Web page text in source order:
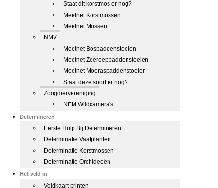
Staat dit korstmos er nog?
Meetnet Korstmossen
Meetnet Mossen
NMV
Meetnet Bospaddenstoelen
Meetnet Zeereeppaddenstoelen
Meetnet Moeraspaddenstoelen
Staat deze soort er nog?
Zoogdiervereniging
NEM Wildcamera's
Determineren
Eerste Hulp Bij Determineren
Determinatie Vaatplanten
Determinatie Korstmossen
Determinatie Orchideeën
Het veld in
Veldkaart printen